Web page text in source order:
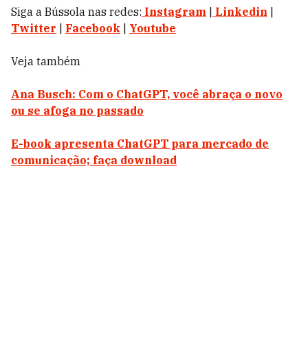
Siga a Bússola nas redes: Instagram Linkedin
Twitter
Facebook Youtube
Veja também
Ana Busch: Com o ChatGPT, você abraça o novo
ou se afoga no passado
E-book apresenta ChatGPT para mercado de
comunicação; faça download